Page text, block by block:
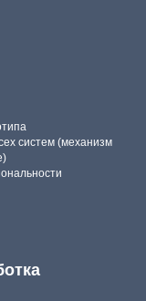
систем (механизм